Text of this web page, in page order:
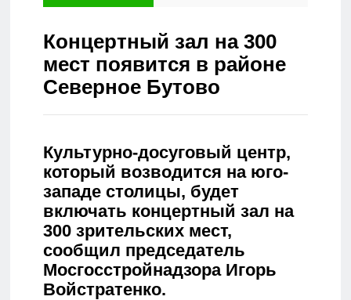
Концертный зал на 300
мест появится в районе
Северное Бутово
Культурно-досуговый центр,
который возводится на юго-
западе столицы, будет
включать концертный зал на
300 зрительских мест,
сообщил председатель
Мосгосстройнадзора Игорь
Войстратенко.